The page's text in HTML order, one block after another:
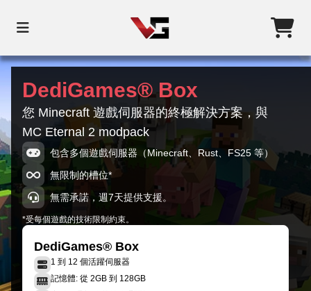
DediGames® Box
您 Minecraft 遊戲伺服器的終極解決方案，與
MC Eternal 2 modpack
包含多個遊戲伺服器（Minecraft、Rust、FS25 等）
無限制的槽位*
無需承諾，週7天提供支援。
*受每個遊戲的技術限制約束。
DediGames® Box
1 到 12 個活躍伺服器
記憶體: 從 2GB 到 128GB